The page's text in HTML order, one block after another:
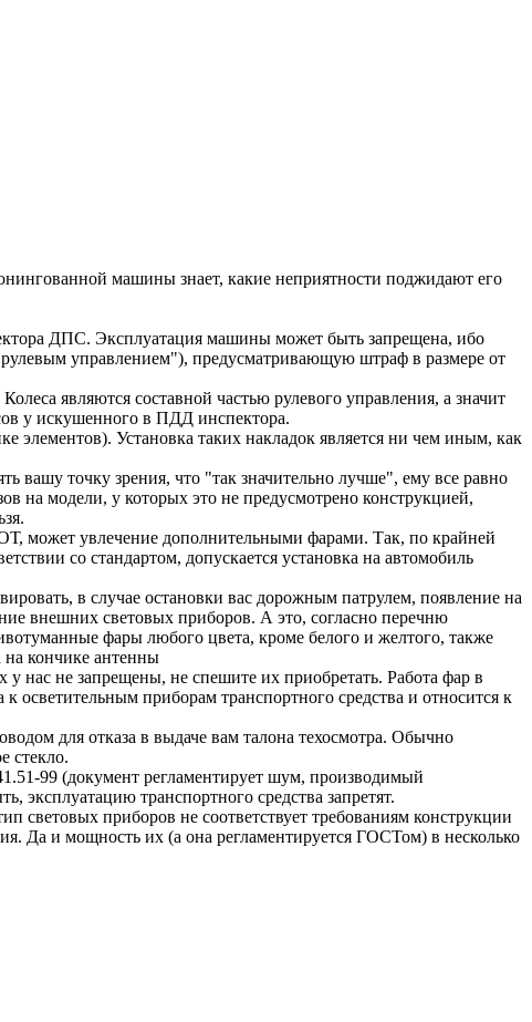
машины знает, какие неприятности поджидают его
ДПС. Эксплуатация машины может быть запрещена, ибо
управлением"), предусматривающую штраф в размере от
являются составной частью рулевого управления, а значит
у искушенного в ПДД инспектора.
элементов). Установка таких накладок является ни чем иным, как
вашу точку зрения, что "так значительно лучше", ему все равно
на модели, у которых это не предусмотрено конструкцией,
может увлечение дополнительными фарами. Так, по крайней
со стандартом, допускается установка на автомобиль
в случае остановки вас дорожным патрулем, появление на
внешних световых приборов. А это, согласно перечню
фары любого цвета, кроме белого и желтого, также
на кончике антенны
нас не запрещены, не спешите их приобретать. Работа фар в
осветительным приборам транспортного средства и относится к
для отказа в выдаче вам талона техосмотра. Обычно
стекло.
99 (документ регламентирует шум, производимый
эксплуатацию транспортного средства запретят.
световых приборов не соответствует требованиям конструкции
Да и мощность их (а она регламентируется ГОСТом) в несколько